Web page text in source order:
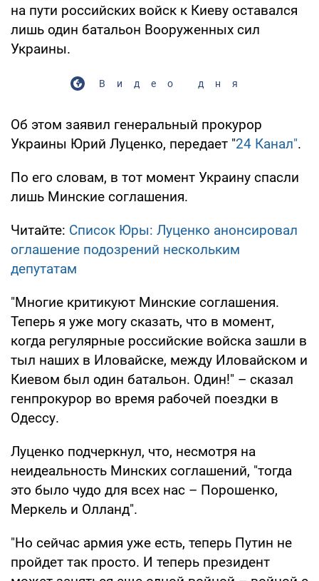
на пути российских войск к Киеву оставался
лишь один батальон Вооруженных сил
Украины.
Видео дня
Об этом заявил генеральный прокурор
Украины Юрий Луценко, передает "24 Канал".
По его словам, в тот момент Украину спасли
лишь Минские соглашения.
Читайте: Список Юры: Луценко анонсировал
оглашение подозрений нескольким
депутатам
"Многие критикуют Минские соглашения.
Теперь я уже могу сказать, что в момент,
когда регулярные российские войска зашли в
тыл наших в Иловайске, между Иловайском и
Киевом был один батальон. Один!" – сказал
генпрокурор во время рабочей поездки в
Одессу.
Луценко подчеркнул, что, несмотря на
неидеальность Минских соглашений, "тогда
это было чудо для всех нас – Порошенко,
Меркель и Олланд".
"Но сейчас армия уже есть, теперь Путин не
пройдет так просто. И теперь президент